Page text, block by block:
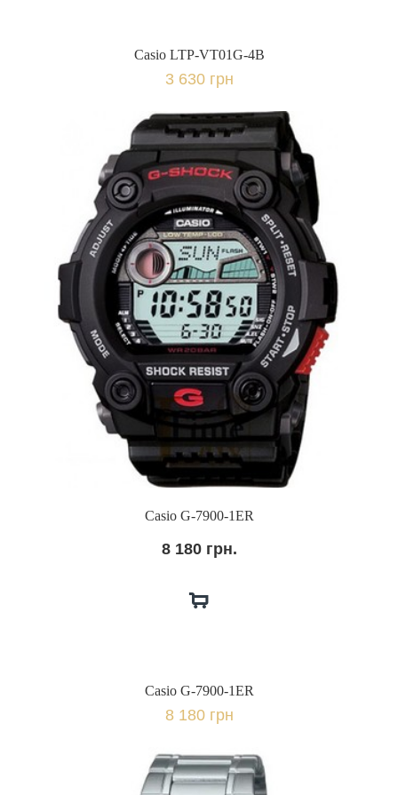
Casio LTP-VT01G-4B
3 630 грн
Casio G-7900-1ER
8 180 грн.
Casio G-7900-1ER
8 180 грн